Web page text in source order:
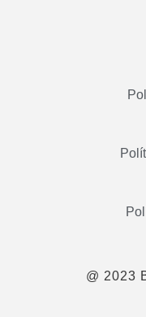
@ 2023